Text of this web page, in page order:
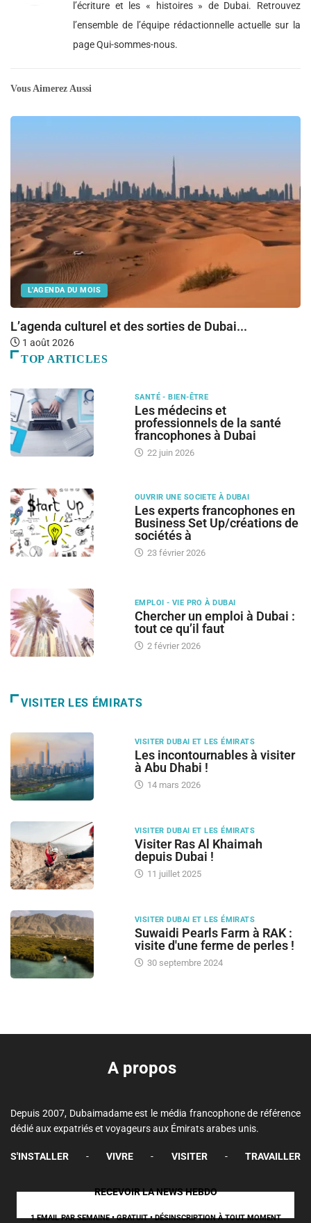
l’écriture et les « histoires » de Dubai. Retrouvez
l’ensemble de l’équipe rédactionnelle actuelle sur la
page Qui-sommes-nous.
Vous Aimerez Aussi
L'AGENDA DU MOIS
L’agenda culturel et des sorties de Dubai...
1 août 2026
TOP ARTICLES
SANTÉ - BIEN-ÊTRE
Les médecins et
professionnels de la santé
francophones à Dubai
22 juin 2026
OUVRIR UNE SOCIETE À DUBAI
Les experts francophones en
Business Set Up/créations de
sociétés à
23 février 2026
EMPLOI - VIE PRO À DUBAI
Chercher un emploi à Dubai :
tout ce qu’il faut
2 février 2026
VISITER LES ÉMIRATS
VISITER DUBAI ET LES ÉMIRATS
Les incontournables à visiter
à Abu Dhabi !
14 mars 2026
VISITER DUBAI ET LES ÉMIRATS
Visiter Ras Al Khaimah
depuis Dubai !
11 juillet 2025
VISITER DUBAI ET LES ÉMIRATS
Suwaidi Pearls Farm à RAK :
visite d'une ferme de perles !
30 septembre 2024
A propos
Depuis 2007, Dubaimadame est le média francophone de référence
dédié aux expatriés et voyageurs aux Émirats arabes unis.
S'INSTALLER - VIVRE - VISITER - TRAVAILLER
RECEVOIR LA NEWS HEBDO
1 EMAIL PAR SEMAINE • GRATUIT • DÉSINSCRIPTION À TOUT MOMENT